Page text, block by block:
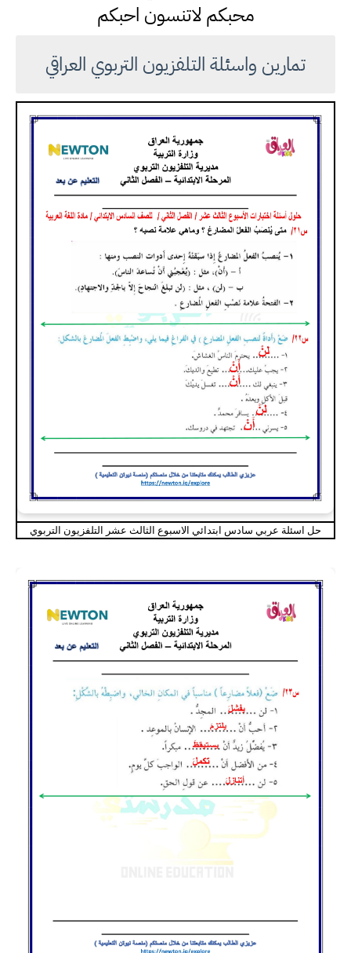
محبكم لاتنسون احبكم
تمارين واسئلة التلفزيون التربوي العراقي
حل اسئلة عربي سادس ابتدائي الاسبوع الثالث عشر التلفزيون التربوي